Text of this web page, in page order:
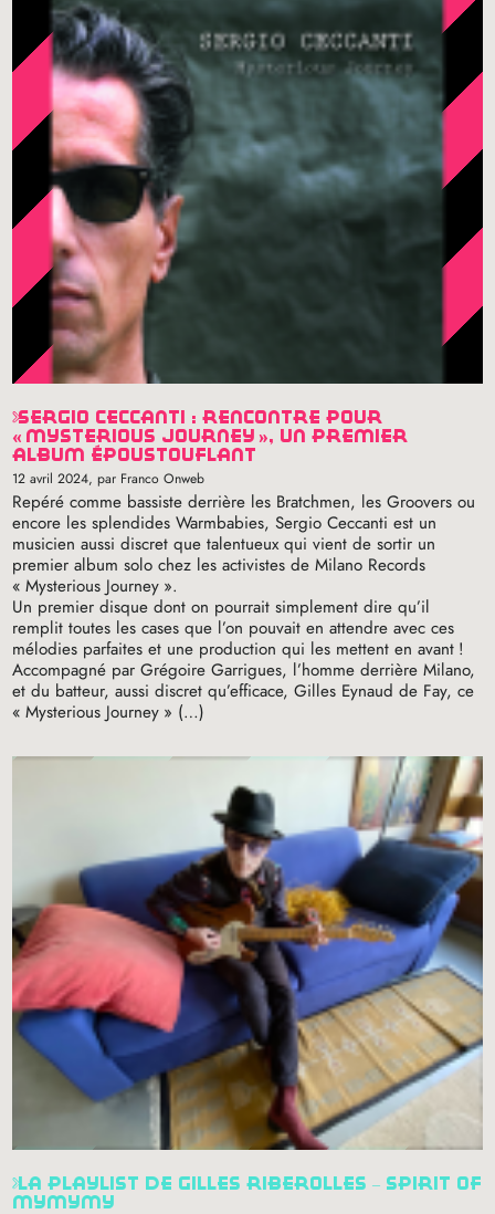
sergio ceccanti : rencontre pour
« mysterious journey », un premier
album époustouflant
12 avril 2024, par Franco Onweb
Repéré comme bassiste derrière les Bratchmen, les Groovers ou
encore les splendides Warmbabies, Sergio Ceccanti est un
musicien aussi discret que talentueux qui vient de sortir un
premier album solo chez les activistes de Milano Records
« Mysterious Journey ».
Un premier disque dont on pourrait simplement dire qu’il
remplit toutes les cases que l’on pouvait en attendre avec ces
mélodies parfaites et une production qui les mettent en avant !
Accompagné par Grégoire Garrigues, l’homme derrière Milano,
et du batteur, aussi discret qu’efficace, Gilles Eynaud de Fay, ce
« Mysterious Journey » (…)
la playlist de gilles riberolles – spirit of
mymymy